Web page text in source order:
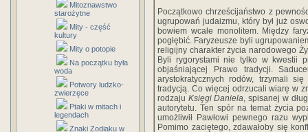
Mitoznawstwo
starożytne
Mity - część
kultury
Mity o potopie
Na początku była
woda
Potwory ludzko-
zwierzęce
Ptaki w mitach i
legendach
Znaki Zodiaku w
Początkowo chrześcijaństwo z
ugrupowań judaizmu, który był już
bowiem wcale monolitem. Między
pogłębić. Faryzeusze byli
religijny charakter życia narodowego
Byli rygorystami nie tylko w kwestii
objaśniającej Prawo tradycji.
arystokratycznych rodów, trzymali
tradycją. Co więcej odrzucali wiarę w
rodzaju Księgi Daniela, spisanej w
autorytetu. Ten spór na temat życia
umożliwił Pawłowi pewnego razu
Pomimo zaciętego, zdawałoby się